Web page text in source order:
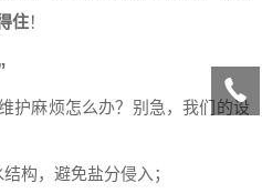
住！
护麻烦怎么办？别急，我们的设
构，避免盐分侵入；